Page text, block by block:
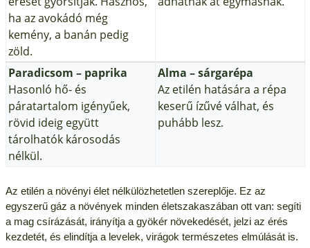
ha az avokádó még
kemény, a banán pedig
zöld.
Paradicsom – paprika
Hasonló hő- és
páratartalom igényűek,
rövid ideig együtt
tárolhatók károsodás
nélkül.
Alma – sárgarépa
Az etilén hatására a répa
keserű ízűvé válhat, és
puhább lesz.
Az etilén a növényi élet nélkülözhetetlen szereplője. Ez az
egyszerű gáz a növények minden életszakaszában ott van: segíti
a mag csírázását, irányítja a gyökér növekedését, jelzi az érés
kezdetét, és elindítja a levelek, virágok természetes elmúlását is.